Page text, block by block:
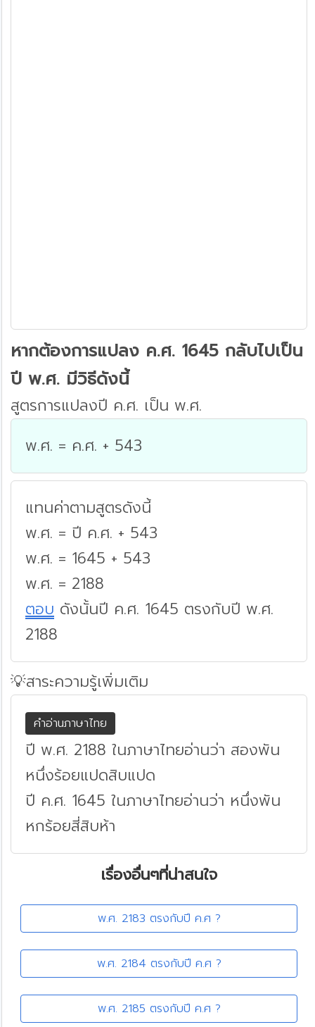
หากต้องการแปลง ค.ศ. 1645 กลับไปเป็น
ปี พ.ศ. มีวิธีดังนี้
สูตรการแปลงปี ค.ศ. เป็น พ.ศ.
พ.ศ. = ค.ศ. + 543
แทนค่าตามสูตรดังนี้
พ.ศ. = ปี ค.ศ. + 543
พ.ศ. = 1645 + 543
พ.ศ. = 2188
ตอบ ดังนั้นปี ค.ศ. 1645 ตรงกับปี พ.ศ.
2188
💡สาระความรู้เพิ่มเติม
คำอ่านภาษาไทย
ปี พ.ศ. 2188 ในภาษาไทยอ่านว่า สองพัน
หนึ่งร้อยแปดสิบแปด
ปี ค.ศ. 1645 ในภาษาไทยอ่านว่า หนึ่งพัน
หกร้อยสี่สิบห้า
เรื่องอื่นๆที่น่าสนใจ
พ.ศ. 2183 ตรงกับปี ค.ศ ?
พ.ศ. 2184 ตรงกับปี ค.ศ ?
พ.ศ. 2185 ตรงกับปี ค.ศ ?